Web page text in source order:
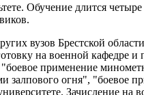
Обучение длится
вузов Брестской
на военной кафедре
"боевое применение
залпового огня", "боевое
Зачисление